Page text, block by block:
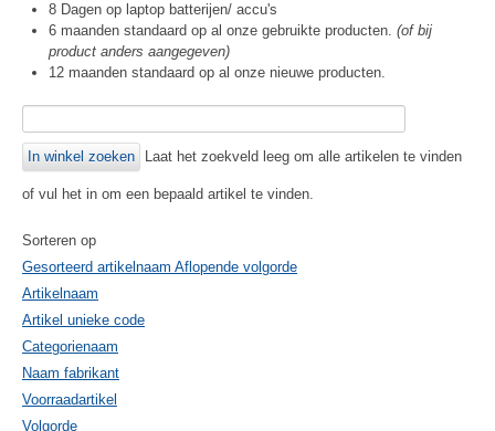
8 Dagen op laptop batterijen/ accu's
6 maanden standaard op al onze gebruikte producten. (of bij
product anders aangegeven)
12 maanden standaard op al onze nieuwe producten.
Laat het zoekveld leeg om alle artikelen te vinden
of vul het in om een bepaald artikel te vinden.
Sorteren op
Gesorteerd artikelnaam Aflopende volgorde
Artikelnaam
Artikel unieke code
Categorienaam
Naam fabrikant
Voorraadartikel
Volgorde